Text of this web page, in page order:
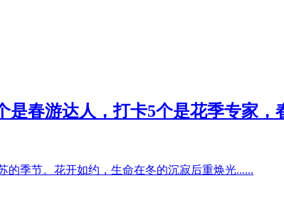
是春游达人，打卡5个是花季专家，
的季节。花开如约，生命在冬的沉寂后重焕光......